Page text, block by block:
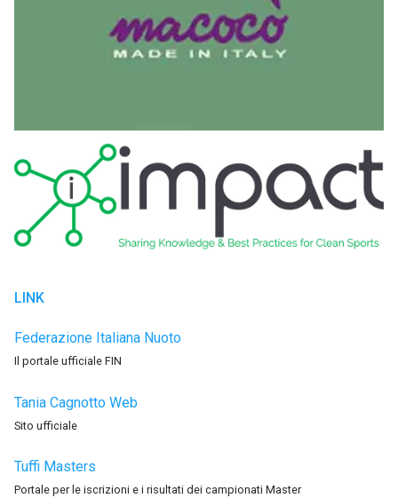
LINK
Federazione Italiana Nuoto
Il portale ufficiale FIN
Tania Cagnotto Web
Sito ufficiale
Tuffi Masters
Portale per le iscrizioni e i risultati dei campionati Master